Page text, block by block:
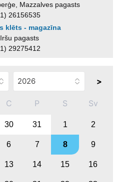
Mazzalves pagasts
26156535
klēts - magazīna
pagasts
29275412
>
C P S Sv
30 31 1 2
6 7 8 9
13 14 15 16